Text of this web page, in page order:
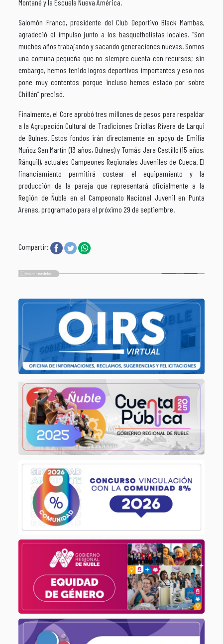
Montané y la Escuela Nueva América.
Salomón Franco, presidente del Club Deportivo Black Mambas,
agradeció el impulso junto a los basquetbolistas locales. “Son
muchos años trabajando y sacando generaciones nuevas. Somos
una comuna pequeña que no siempre cuenta con recursos; sin
embargo, hemos tenido logros deportivos importantes y eso nos
pone muy contentos porque incluso hemos estado por sobre
Chillán” precisó.
Finalmente, el Core aprobó tres millones de pesos para respaldar
a la Agrupación Cultural de Tradiciones Criollas Rivera de Larqui
de Bulnes. Estos fondos irán directamente en apoyo de Emilia
Muñoz San Martín (13 años, Bulnes) y Tomás Jara Castillo (15 años,
Ránquil), actuales Campeones Regionales Juveniles de Cueca. El
financiamiento permitirá costear el equipamiento y la
producción de la pareja que representará oficialmente a la
Región de Ñuble en el Campeonato Nacional Juvenil en Punta
Arenas, programado para el próximo 29 de septiembre.
Compartir: